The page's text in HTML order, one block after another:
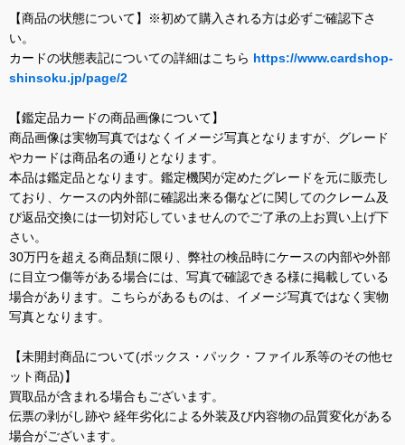
【商品の状態について】※初めて購入される方は必ずご確認下さ
い。
カードの状態表記についての詳細はこちら https://www.cardshop-
shinsoku.jp/page/2
【鑑定品カードの商品画像について】
商品画像は実物写真ではなくイメージ写真となりますが、グレード
やカードは商品名の通りとなります。
本品は鑑定品となります。鑑定機関が定めたグレードを元に販売し
ており、ケースの内外部に確認出来る傷などに関してのクレーム及
び返品交換には一切対応していませんのでご了承の上お買い上げ下
さい。
30万円を超える商品類に限り、弊社の検品時にケースの内部や外部
に目立つ傷等がある場合には、写真で確認できる様に掲載している
場合があります。こちらがあるものは、イメージ写真ではなく実物
写真となります。
【未開封商品について(ボックス・パック・ファイル系等のその他セ
ット商品)】
買取品が含まれる場合もございます。
伝票の剥がし跡や 経年劣化による外装及び内容物の品質変化がある
場合がございます。